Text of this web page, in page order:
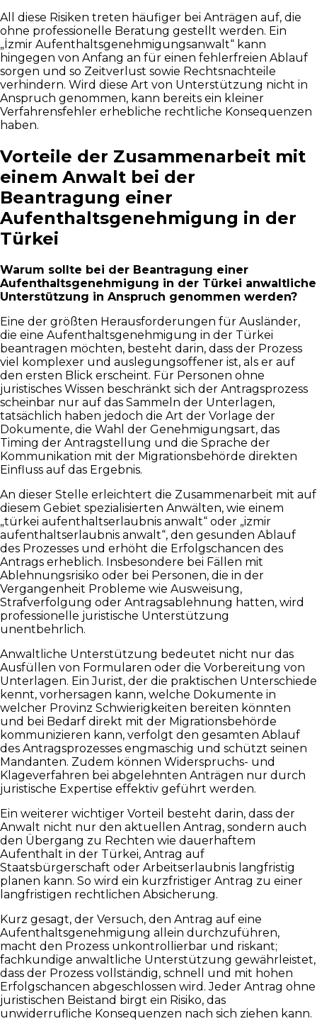
All diese Risiken treten häufiger bei Anträgen auf, die
ohne professionelle Beratung gestellt werden. Ein
„İzmir Aufenthaltsgenehmigungsanwalt“ kann
hingegen von Anfang an für einen fehlerfreien Ablauf
sorgen und so Zeitverlust sowie Rechtsnachteile
verhindern. Wird diese Art von Unterstützung nicht in
Anspruch genommen, kann bereits ein kleiner
Verfahrensfehler erhebliche rechtliche Konsequenzen
haben.
Vorteile der Zusammenarbeit mit
einem Anwalt bei der
Beantragung einer
Aufenthaltsgenehmigung in der
Türkei
Warum sollte bei der Beantragung einer
Aufenthaltsgenehmigung in der Türkei anwaltliche
Unterstützung in Anspruch genommen werden?
Eine der größten Herausforderungen für Ausländer,
die eine Aufenthaltsgenehmigung in der Türkei
beantragen möchten, besteht darin, dass der Prozess
viel komplexer und auslegungsoffener ist, als er auf
den ersten Blick erscheint. Für Personen ohne
juristisches Wissen beschränkt sich der Antragsprozess
scheinbar nur auf das Sammeln der Unterlagen,
tatsächlich haben jedoch die Art der Vorlage der
Dokumente, die Wahl der Genehmigungsart, das
Timing der Antragstellung und die Sprache der
Kommunikation mit der Migrationsbehörde direkten
Einfluss auf das Ergebnis.
An dieser Stelle erleichtert die Zusammenarbeit mit auf
diesem Gebiet spezialisierten Anwälten, wie einem
„türkei aufenthaltserlaubnis anwalt“ oder „izmir
aufenthaltserlaubnis anwalt“, den gesunden Ablauf
des Prozesses und erhöht die Erfolgschancen des
Antrags erheblich. Insbesondere bei Fällen mit
Ablehnungsrisiko oder bei Personen, die in der
Vergangenheit Probleme wie Ausweisung,
Strafverfolgung oder Antragsablehnung hatten, wird
professionelle juristische Unterstützung
unentbehrlich.
Anwaltliche Unterstützung bedeutet nicht nur das
Ausfüllen von Formularen oder die Vorbereitung von
Unterlagen. Ein Jurist, der die praktischen Unterschiede
kennt, vorhersagen kann, welche Dokumente in
welcher Provinz Schwierigkeiten bereiten könnten
und bei Bedarf direkt mit der Migrationsbehörde
kommunizieren kann, verfolgt den gesamten Ablauf
des Antragsprozesses engmaschig und schützt seinen
Mandanten. Zudem können Widerspruchs- und
Klageverfahren bei abgelehnten Anträgen nur durch
juristische Expertise effektiv geführt werden.
Ein weiterer wichtiger Vorteil besteht darin, dass der
Anwalt nicht nur den aktuellen Antrag, sondern auch
den Übergang zu Rechten wie dauerhaftem
Aufenthalt in der Türkei, Antrag auf
Staatsbürgerschaft oder Arbeitserlaubnis langfristig
planen kann. So wird ein kurzfristiger Antrag zu einer
langfristigen rechtlichen Absicherung.
Kurz gesagt, der Versuch, den Antrag auf eine
Aufenthaltsgenehmigung allein durchzuführen,
macht den Prozess unkontrollierbar und riskant;
fachkundige anwaltliche Unterstützung gewährleistet,
dass der Prozess vollständig, schnell und mit hohen
Erfolgschancen abgeschlossen wird. Jeder Antrag ohne
juristischen Beistand birgt ein Risiko, das
unwiderrufliche Konsequenzen nach sich ziehen kann.